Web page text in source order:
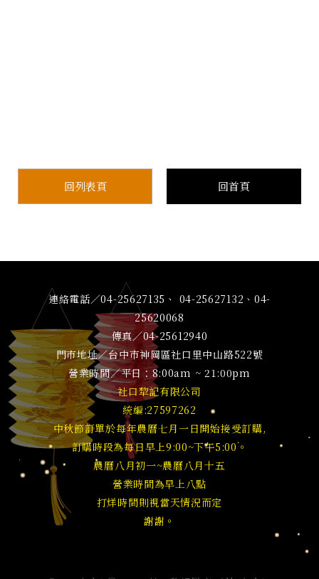
回列表頁 回首頁
連絡電話／04-25627135、 04-25627132、04-
25620068
傳真／04-25612940
門市地址／台中市神岡區社口里中山路522號
營業時間／平日：8:00am ~ 21:00pm
社口犂記有限公司
統編:27597262
中秋節訂單於每年農曆七月一日開始接受訂購,
訂購時段為每日早上9:00~下午5:00。
農曆八月初一~農曆八月十五
營業時間為早上八點
打烊時間則視當天情況而定
謝謝。